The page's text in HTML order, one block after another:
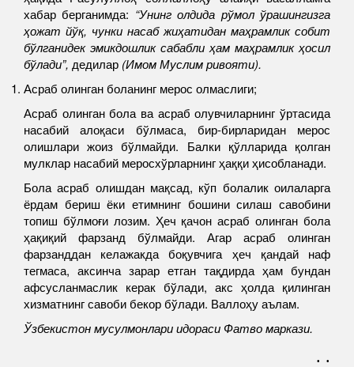
хабар берганимда: “Унинг олдида рўмол ўрашингизга
ҳожат йўқ, чунки насаб жиҳатидан маҳрамлик собит
бўлганидек эмикдошлик сабабли ҳам маҳрамлик ҳосил
бўлади”, дедилар (Имом Муслим ривояти).
Асраб олинган боланинг мерос олмаслиги;
Асраб олинган бола ва асраб олувчиларнинг ўртасида
насабий алоқаси бўлмаса, бир-бирларидан мерос
олишлари жоиз бўлмайди. Балки қўлларида қолган
мулклар насабий меросхўрларнинг ҳаққи ҳисобланади.
Бола асраб олишдан мақсад, кўп болалик оилаларга
ёрдам бериш ёки етимнинг бошини силаш савобини
топиш бўлмоғи лозим. Ҳеч қачон асраб олинган бола
ҳақиқий фарзанд бўлмайди. Агар асраб олинган
фарзанддан келажакда боқувчига ҳеч қандай наф
тегмаса, аксинча зарар етган тақдирда ҳам бундан
афсусланмаслик керак бўлади, акс ҳолда қилинган
хизматнинг савоби бекор бўлади. Валлоҳу аълам.
Ўзбекистон мусулмонлари идораси Фатво маркази.
. .